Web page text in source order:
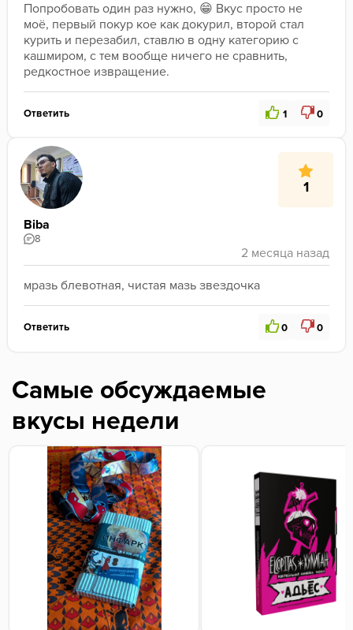
Попробовать один раз нужно, 😁 Вкус просто не
моё, первый покур кое как докурил, второй стал
курить и перезабил, ставлю в одну категорию с
кашмиром, с тем вообще ничего не сравнить,
редкостное извращение.
Ответить 1 0
1
Biba
8
мразь блевотная, чистая мазь звездочка
Ответить 0 0
Самые обсуждаемые
вкусы недели